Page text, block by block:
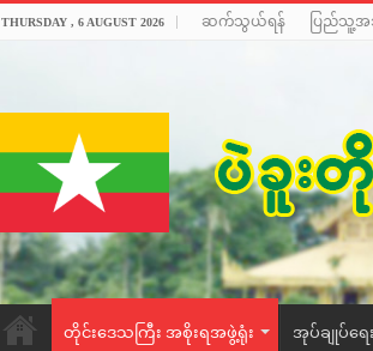
THURSDAY , 6 AUGUST 2026 ဆက်သွယ်ရန် ပြည်သူ့
တိုင်းဒေသကြီး အစိုးရအဖွဲ့ရုံး အုပ်ချုပ်ရေး